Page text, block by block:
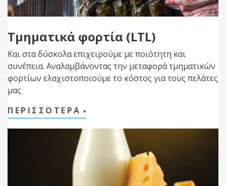
Τμηματικά φορτία (LTL)
Και στα δύσκολα επιχειρούμε με ποιότητη και
συνέπεια. Αναλαμβάνοντας την μεταφορά τμηματικών
φορτίων ελαχιστοποιούμε το κόστος για τους πελάτες
μας
ΠΕΡΙΣΣΟΤΕΡΑ